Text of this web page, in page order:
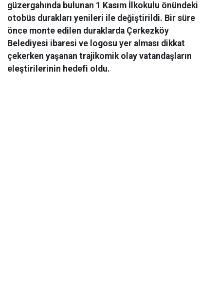
güzergahında bulunan 1 Kasım İlkokulu önündeki
otobüs durakları yenileri ile değiştirildi. Bir süre
önce monte edilen duraklarda Çerkezköy
Belediyesi ibaresi ve logosu yer alması dikkat
çekerken yaşanan trajikomik olay vatandaşların
eleştirilerinin hedefi oldu.